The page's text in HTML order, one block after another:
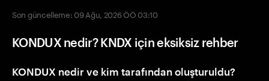
Son güncelleme: 09 Ağu, 2026 ÖÖ 03:10
KONDUX nedir? KNDX için eksiksiz rehber
KONDUX nedir ve kim tarafından oluşturuldu?